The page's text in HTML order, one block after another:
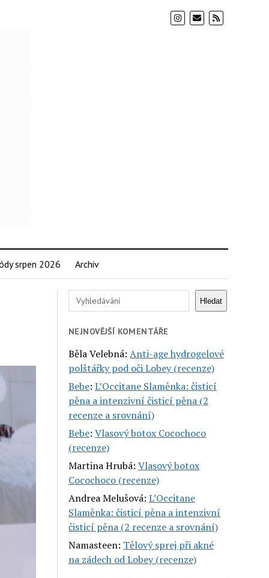
srpen 2026 Archiv
Hledat Hledat
NEJNOVĚJŠÍ KOMENTÁŘE
Běla Velebná:Anti-age hydrogelové
polštářky pod oči Lobey (recenze)
Bebe:L’Occitane Slaměnka: čisticí
pěna a intenzivní čisticí pěna (2
recenze a srovnání)
Bebe:Vlasový botox Cocochoco
(recenze)
Martina Hrubá:Vlasový botox
Cocochoco (recenze)
Andrea Melušová:L’Occitane
Slaměnka: čisticí pěna a intenzivní
čisticí pěna (2 recenze a srovnání)
Namasteen: Tělový sprej při akné
na zádech od Lobey (recenze)